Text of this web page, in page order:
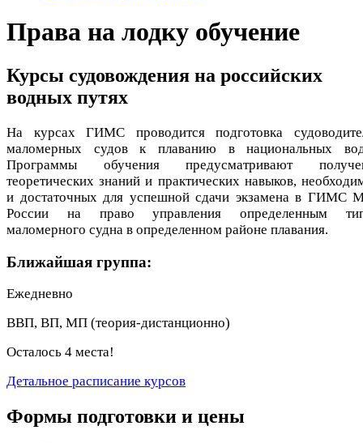
Права на лодку обучение
Курсы судовождения на российских
водных путях
На курсах ГИМС проводится подготовка
маломерных судов к плаванию в национальных
Программы обучения предусматривают
теоретических знаний и практических навыков,
и достаточных для успешной сдачи экзамена в ГИМС
России на право управления определенным
маломерного судна в определенном районе плавания.
Ближайшая группа:
Ежедневно
ВВП, ВП, МП (теория-дистанционно)
Осталось 4 места!
Детальное расписание курсов
Формы подготовки и цены